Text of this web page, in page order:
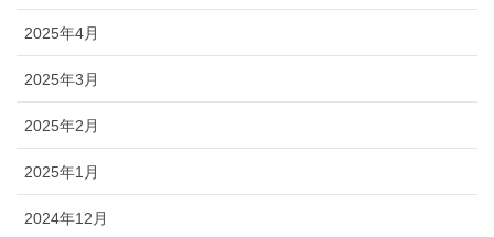
2025年4月
2025年3月
2025年2月
2025年1月
2024年12月